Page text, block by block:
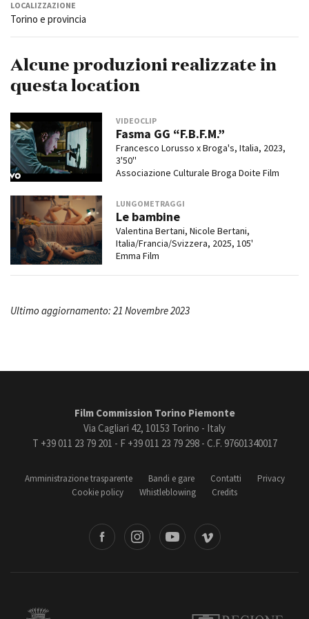
LOCALIZZAZIONE
Torino e provincia
Alcune produzioni realizzate in
questa location
VIDEOCLIP
Fasma GG “F.B.F.M.”
Francesco Lorusso x Broga's, Italia, 2023,
3'50''
Associazione Culturale Broga Doite Film
LUNGOMETRAGGI
Le bambine
Valentina Bertani, Nicole Bertani,
Italia/Francia/Svizzera, 2025, 105'
Emma Film
Ultimo aggiornamento: 21 Novembre 2023
Film Commission Torino Piemonte
Via Cagliari 42, 10153 Torino - Italy
T +39 011 23 79 201 - F +39 011 23 79 298 - C.F. 97601340017
Amministrazione trasparente Bandi e gare Contatti
Privacy
Cookie policy
Whistleblowing Credits
Vimeo